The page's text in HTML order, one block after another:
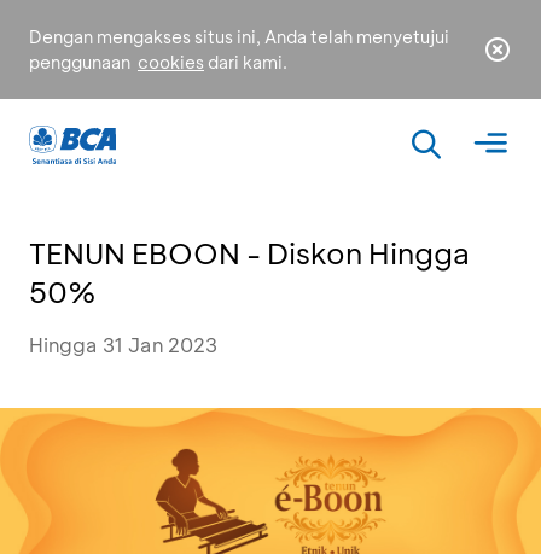
Dengan mengakses situs ini, Anda telah menyetujui
penggunaan cookies dari kami.
TENUN EBOON - Diskon Hingga
50%
Hingga 31 Jan 2023